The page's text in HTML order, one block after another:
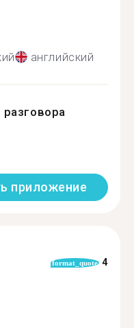
английский
приложение
format_quote 4